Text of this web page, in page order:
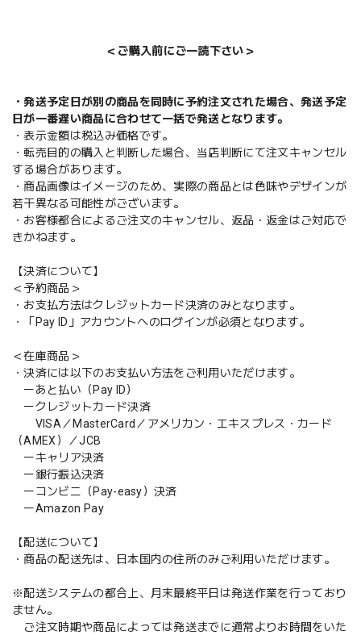
＜ご購入前にご一読下さい＞
・発送予定日が別の商品を同時に予約注文された場合、発送予定
日が一番遅い商品に合わせて一括で発送となります。
・表示金額は税込み価格です。
・転売目的の購入と判断した場合、当店判断にて注文キャンセル
する場合があります。
・商品画像はイメージのため、実際の商品とは色味やデザインが
若干異なる可能性がございます。
・お客様都合によるご注文のキャンセル、返品・返金はご対応で
きかねます。
【決済について】
＜予約商品＞
・お支払方法はクレジットカード決済のみとなります。
・「Pay ID」アカウントへのログインが必須となります。
＜在庫商品＞
・決済には以下のお支払い方法をご利用いただけます。
ーあと払い（Pay ID）
ークレジットカード決済
VISA／MasterCard／アメリカン・エキスプレス・カード
（AMEX）／JCB
ーキャリア決済
ー銀行振込決済
ーコンビニ（Pay-easy）決済
ーAmazon Pay
【配送について】
・商品の配送先は、日本国内の住所のみご利用いただけます。
※配送システムの都合上、月末最終平日は発送作業を行っており
ません。
ご注文時期や商品によっては発送までに通常よりお時間をいた